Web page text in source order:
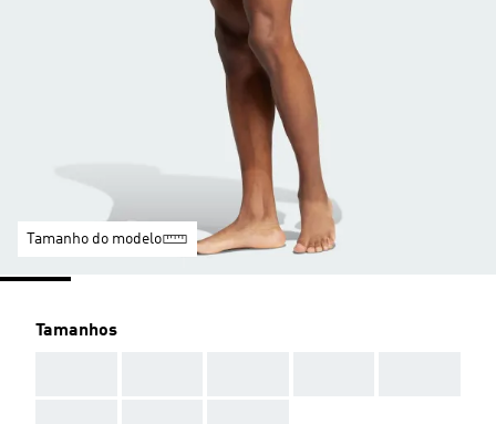
Tamanho do modelo
Tamanhos